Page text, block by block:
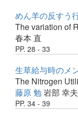
めん羊の反すう
The variation of
春本 直
PP. 28 - 33
生草給与時のメ
The Nitrogen
藤原 勉岩部 幸夫
PP. 34 - 39